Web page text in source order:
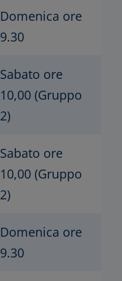
Domenica ore
9.30
Sabato ore
10,00 (Gruppo
2)
Sabato ore
10,00 (Gruppo
2)
Domenica ore
9.30